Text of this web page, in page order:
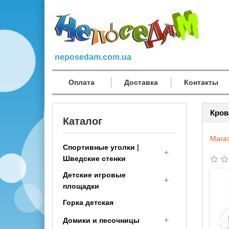
neposedam.com.ua
Оплата Доставка Контакты
Каталог
Спортивные уголки |
Шведские стенки
Спортивный комплекс
детям (малышам с 1 года)
Шведская стенка
Детские игровые
площадки
Деревянные детские
Горка детская
Домики и песочницы